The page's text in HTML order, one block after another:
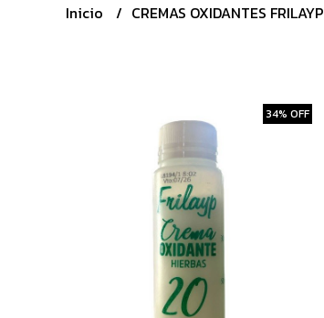
Inicio CREMAS OXIDANTES FRILAYP
34% OFF